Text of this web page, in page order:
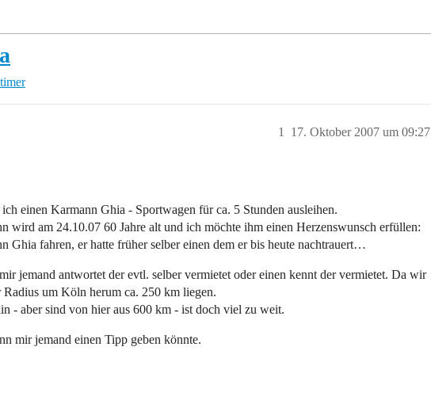
17. Oktober 2007 um 09:27
1
einen Karmann Ghia - Sportwagen für ca. 5 Stunden ausleihen.
wird am 24.10.07 60 Jahre alt und ich möchte ihm einen Herzenswunsch erfüllen:
Ghia fahren, er hatte früher selber einen dem er bis heute nachtrauert…
jemand antwortet der evtl. selber vermietet oder einen kennt der vermietet. Da wir
um Köln herum ca. 250 km liegen.
- aber sind von hier aus 600 km - ist doch viel zu weit.
mir jemand einen Tipp geben könnte.